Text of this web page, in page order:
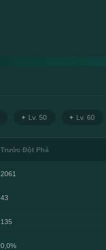
Lv. 50 Lv. 60
Trước Đột Phá
2061
43
135
0,0%